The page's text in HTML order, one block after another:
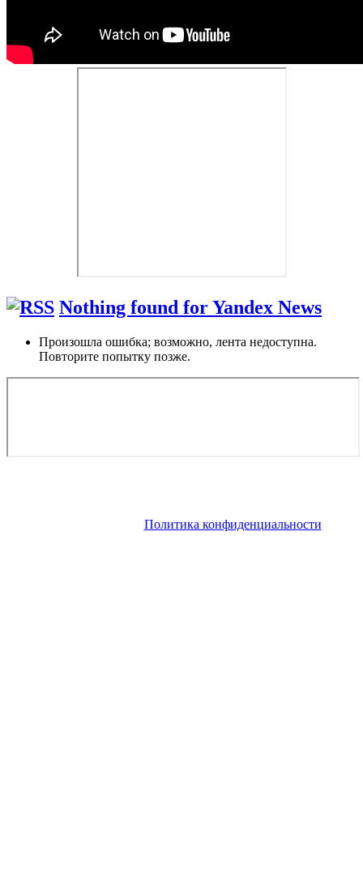
Nothing found for Yandex News
Произошла ошибка; возможно, лента недоступна.
Повторите попытку позже.
Политика конфиденциальности